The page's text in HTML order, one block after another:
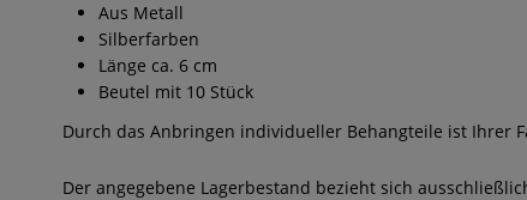
Aus Metall
Silberfarben
Länge ca. 6 cm
Beutel mit 10 Stück
Durch das Anbringen individueller Behangteile ist Ihrer
Der angegebene Lagerbestand bezieht sich